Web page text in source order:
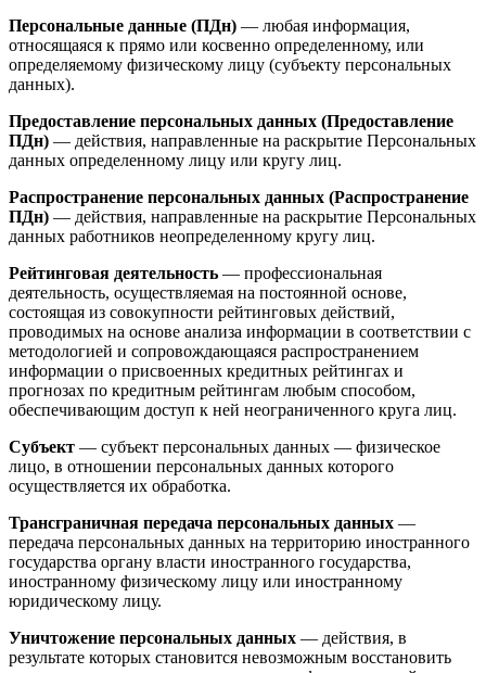
Персональные данные (ПДн) — любая информация,
относящаяся к прямо или косвенно определенному, или
определяемому физическому лицу (субъекту персональных
данных).
Предоставление персональных данных (Предоставление
ПДн) — действия, направленные на раскрытие Персональных
данных определенному лицу или кругу лиц.
Распространение персональных данных (Распространение
ПДн) — действия, направленные на раскрытие Персональных
данных работников неопределенному кругу лиц.
Рейтинговая деятельность — профессиональная
деятельность, осуществляемая на постоянной основе,
состоящая из совокупности рейтинговых действий,
проводимых на основе анализа информации в соответствии с
методологией и сопровождающаяся распространением
информации о присвоенных кредитных рейтингах и
прогнозах по кредитным рейтингам любым способом,
обеспечивающим доступ к ней неограниченного круга лиц.
Субъект — субъект персональных данных — физическое
лицо, в отношении персональных данных которого
осуществляется их обработка.
Трансграничная передача персональных данных —
передача персональных данных на территорию иностранного
государства органу власти иностранного государства,
иностранному физическому лицу или иностранному
юридическому лицу.
Уничтожение персональных данных — действия, в
результате которых становится невозможным восстановить